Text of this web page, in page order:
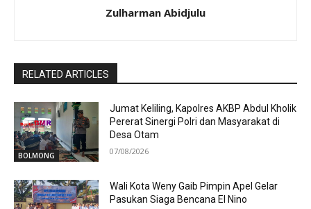
Zulharman Abidjulu
RELATED ARTICLES
BOLMONG
Jumat Keliling, Kapolres AKBP Abdul Kholik
Pererat Sinergi Polri dan Masyarakat di
Desa Otam
07/08/2026
Wali Kota Weny Gaib Pimpin Apel Gelar
Pasukan Siaga Bencana El Nino